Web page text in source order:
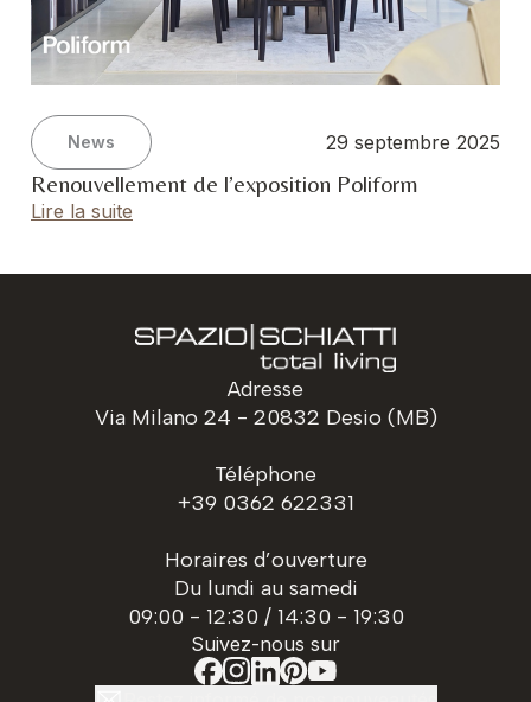
News 29 septembre 2025
Renouvellement de l’exposition Poliform
Lire la suite
Adresse
Via Milano 24 - 20832 Desio (MB)
Téléphone
+39 0362 622331
Horaires d’ouverture
Du lundi au samedi
09:00 - 12:30 / 14:30 - 19:30
Suivez-nous sur